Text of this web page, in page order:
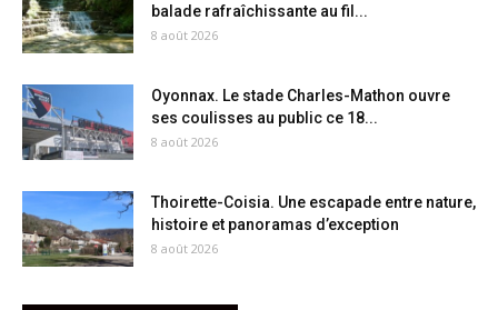
balade rafraîchissante au fil...
8 août 2026
Oyonnax. Le stade Charles-Mathon ouvre
ses coulisses au public ce 18...
8 août 2026
Thoirette-Coisia. Une escapade entre nature,
histoire et panoramas d’exception
8 août 2026